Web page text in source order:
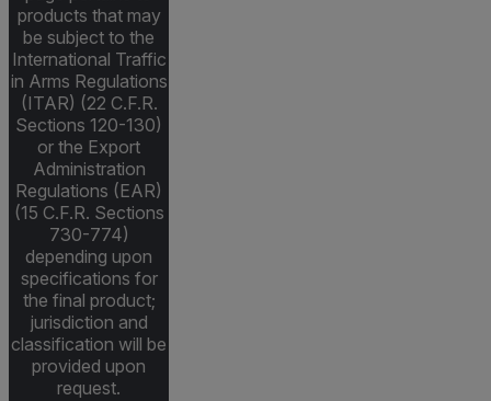
products that may
be subject to the
International Traffic
in Arms Regulations
(ITAR) (22 C.F.R.
Sections 120-130)
or the Export
Administration
Regulations (EAR)
(15 C.F.R. Sections
730-774)
depending upon
specifications for
the final product;
jurisdiction and
classification will be
provided upon
request.